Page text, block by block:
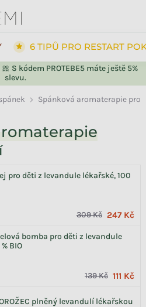
S kódem PROTEBE5 máte ještě 5%
slevu.
6 TIPŮ PRO RESTART
Spánková aromaterapie pro
pro děti z levandule lékařské, 100
309 Kč 247 Kč
bomba pro děti z levandule
BIO
139 Kč 111 Kč
plněný levandulí lékařskou